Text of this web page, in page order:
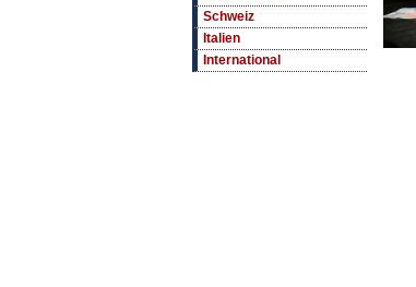
Schweiz
Italien
International